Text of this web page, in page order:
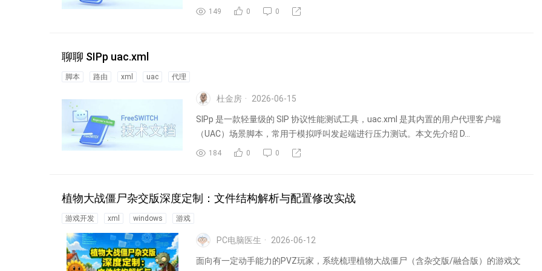
149 0 0
聊聊 SIPp uac.xml
脚本 路由 xml uac 代理
杜金房 2026-06-15
SIPp 是一款轻量级的 SIP 协议性能测试工具，uac.xml 是其内置的用户代理客户端
（UAC）场景脚本，常用于模拟呼叫发起端进行压力测试。本文先介绍 D...
184 0 0
植物大战僵尸杂交版深度定制：文件结构解析与配置修改实战
游戏开发 xml windows 游戏
PC电脑医生 2026-06-12
面向有一定动手能力的PVZ玩家，系统梳理植物大战僵尸（含杂交版/融合版）的游戏文